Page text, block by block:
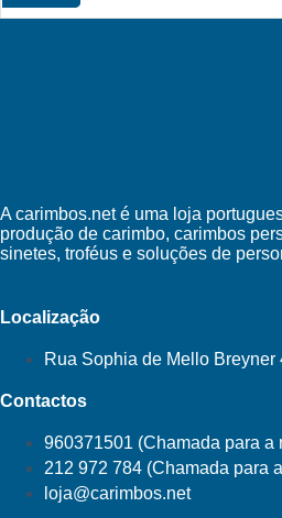
A carimbos.net é uma loja
produção de carimbo, carimbos
sinetes, troféus e soluções de
Localização
Rua Sophia de Mello Breyner
Contactos
960371501 (Chamada para a
212 972 784 (Chamada para
loja@carimbos.net